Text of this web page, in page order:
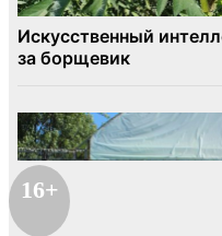
16+